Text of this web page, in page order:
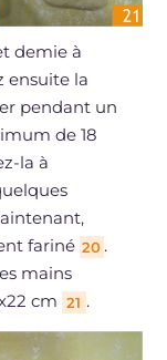
demie à
ensuite la
pendant un
de 18
la à
fariné 20 .
mains
cm 21 .